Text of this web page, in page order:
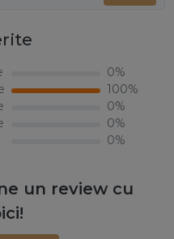
0%
100%
0%
0%
0%
un review cu